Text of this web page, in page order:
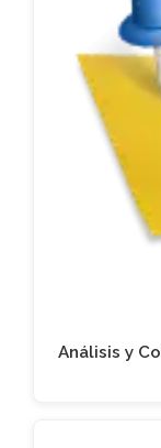
Análisis y